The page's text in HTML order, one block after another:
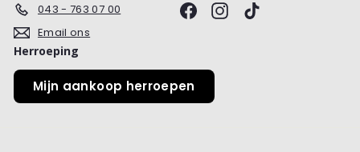
043 - 763 07 00
Email ons
FacebookInstagram
TikTok
Herroeping
Mijn aankoop herroepen